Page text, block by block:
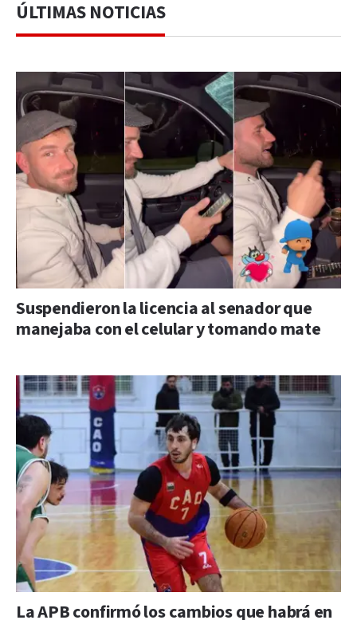
ÚLTIMAS NOTICIAS
Suspendieron la licencia al senador que
manejaba con el celular y tomando mate
La APB confirmó los cambios que habrá en